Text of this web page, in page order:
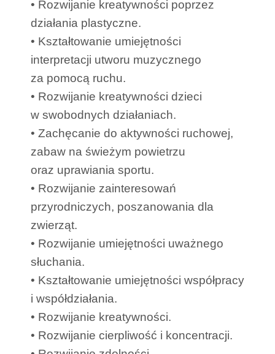
• Rozwijanie kreatywności poprzez
działania plastyczne.
• Kształtowanie umiejętności
interpretacji utworu muzycznego
za pomocą ruchu.
• Rozwijanie kreatywności dzieci
w swobodnych działaniach.
• Zachęcanie do aktywności ruchowej,
zabaw na świeżym powietrzu
oraz uprawiania sportu.
• Rozwijanie zainteresowań
przyrodniczych, poszanowania dla
zwierząt.
• Rozwijanie umiejętności uważnego
słuchania.
• Kształtowanie umiejętności współpracy
i współdziałania.
• Rozwijanie kreatywności.
• Rozwijanie cierpliwość i koncentracji.